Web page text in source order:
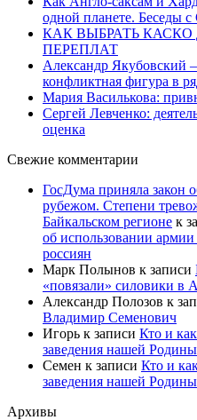
одной планете. Беседы с
КАК ВЫБРАТЬ
ПЕРЕПЛАТ
Александр Якубовский
конфликтная фигура в
Мария Василькова:
Сергей Левченко:
оценка
Свежие комментарии
ГосДума приняла закон
рубежом. Степени
Байкальском регионе к
об использовании
россиян
Марк Полынов к записи
«повязали» силовики в
Александр Полозов к
Владимир Семенович
Игорь к записи Кто и
заведения нашей Родины
Семен к записи Кто и
заведения нашей Родины
Архивы